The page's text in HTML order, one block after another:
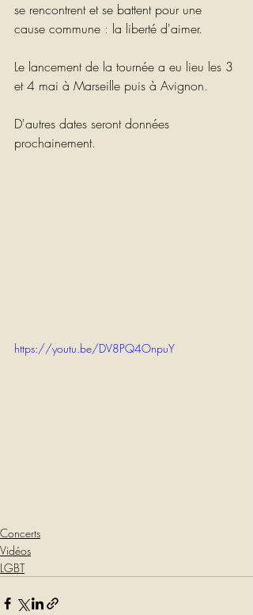
se rencontrent et se battent pour une
cause commune : la liberté d'aimer.
Le lancement de la tournée a eu lieu les 3
et 4 mai à Marseille puis à Avignon.
D'autres dates seront données
prochainement.
https://youtu.be/DV8PQ4OnpuY
Concerts
Vidéos
LGBT